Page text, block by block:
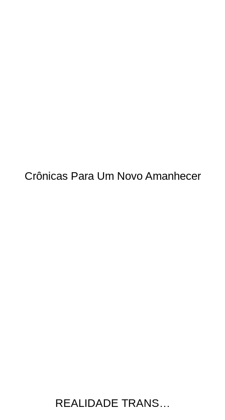
Crônicas Para Um Novo Amanhecer
REALIDADE TRANS…